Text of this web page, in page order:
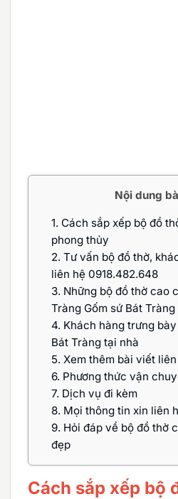
Nội dung
1. Cách sắp xếp bộ đồ
phong thủy
2. Tư vấn bộ đồ thờ,
liên hệ 0918.482.648
3. Những bộ đồ thờ cao
Tràng Gốm sứ Bát Tràng
4. Khách hàng trưng
Bát Tràng tại nhà
5. Xem thêm bài viết
6. Phương thức vận
7. Dịch vụ đi kèm
8. Mọi thông tin xin liên
9. Hỏi đáp về bộ đồ thờ
đẹp
Cách sắp xếp bộ